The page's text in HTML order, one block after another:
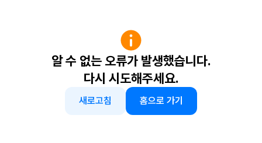
알 수 없는 오류가 발생했습니다.
다시 시도해주세요.
새로고침 홈으로 가기